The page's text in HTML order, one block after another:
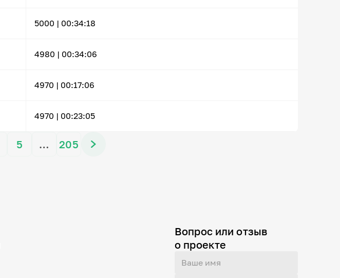
5000 | 00:34:18
4980 | 00:34:06
4970 | 00:17:06
4970 | 00:23:05
5 … 205
Вопрос или отзыв
о проекте